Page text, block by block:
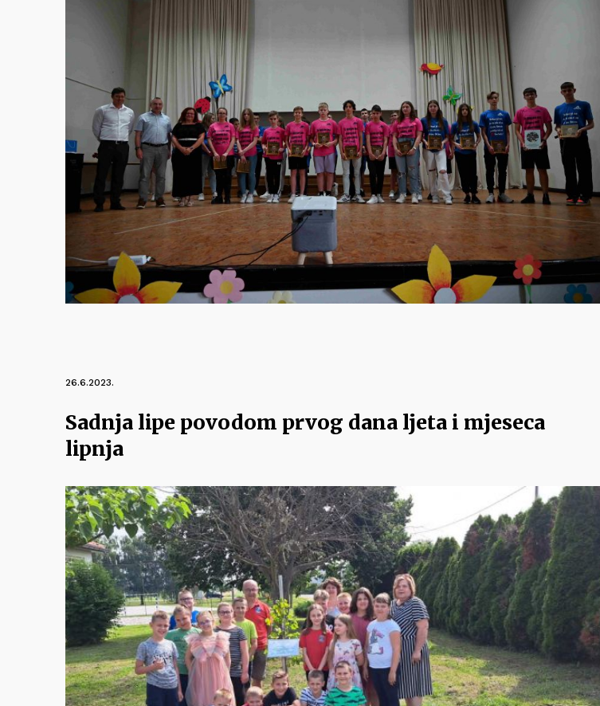
26.6.2023.
Sadnja lipe povodom prvog dana ljeta i mjeseca
lipnja